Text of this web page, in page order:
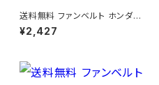
送料無料 ファンベルト ホンダ
ゼスト 型式JE1 H18.03～H24.
11 （国内トップメーカー） 1本 H
¥2,427